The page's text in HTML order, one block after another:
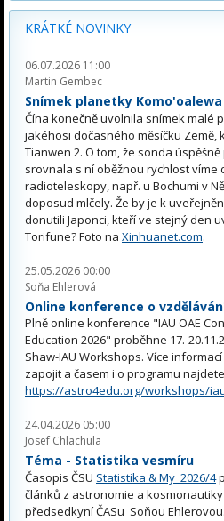
KRÁTKÉ NOVINKY
06.07.2026 11:00
Martin Gembec
Snímek planetky
Čína konečně uvolnila snímek malé
jakéhosi dočasného měsíčku Země,
Tianwen 2. O tom, že sonda
srovnala s ní oběžnou rychlost
radioteleskopy, např. u Bochumi v
doposud mlčely. Že by je k
donutili Japonci, kteří ve stejný den
Torifune? Foto na Xinhuanet.com.
25.05.2026 00:00
Soňa Ehlerová
Online konference o
Plně online konference "IAU OAE
Education 2026" proběhne 17.-
Shaw-IAU Workshops. Více
zapojit a časem i o programu
https://astro4edu.org/workshops/
24.04.2026 05:00
Josef Chlachula
Téma - Statistika vesmíru
Časopis ČSU Statistika & My 2026/4
článků z astronomie a
předsedkyní ČASu Soňou Ehlerovou.